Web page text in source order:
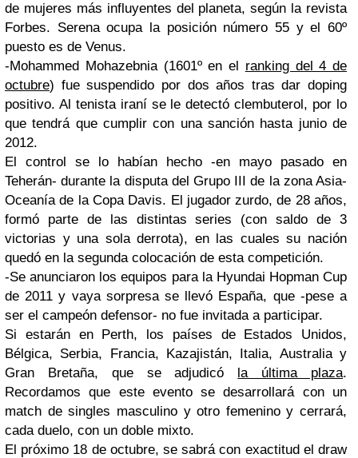
de mujeres más influyentes del planeta, según la revista
Forbes. Serena ocupa la posición número 55 y el 60º
puesto es de Venus.
-Mohammed Mohazebnia (1601º en el ranking del 4 de
octubre) fue suspendido por dos años tras dar doping
positivo. Al tenista iraní se le detectó clembuterol, por lo
que tendrá que cumplir con una sanción hasta junio de
2012.
El control se lo habían hecho -en mayo pasado en
Teherán- durante la disputa del Grupo III de la zona Asia-
Oceanía de la Copa Davis. El jugador zurdo, de 28 años,
formó parte de las distintas series (con saldo de 3
victorias y una sola derrota), en las cuales su nación
quedó en la segunda colocación de esta competición.
-Se anunciaron los equipos para la Hyundai Hopman Cup
de 2011 y vaya sorpresa se llevó España, que -pese a
ser el campeón defensor- no fue invitada a participar.
Si estarán en Perth, los países de Estados Unidos,
Bélgica, Serbia, Francia, Kazajistán, Italia, Australia y
Gran Bretaña, que se adjudicó la última plaza.
Recordamos que este evento se desarrollará con un
match de singles masculino y otro femenino y cerrará,
cada duelo, con un doble mixto.
El próximo 18 de octubre, se sabrá con exactitud el draw